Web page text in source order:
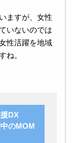
ますが、女性
いないのでは
性活躍を地域
。
DX
のMOM